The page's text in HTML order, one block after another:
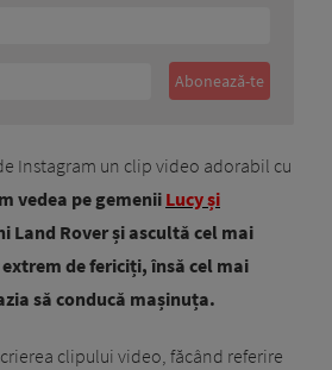
Instagram un clip video adorabil cu
vedea pe gemenii Lucy și
Land Rover și ascultă cel mai
de fericiți, însă cel mai
să conducă mașinuța.
clipului video, făcând referire